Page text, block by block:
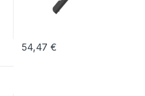
54,47€